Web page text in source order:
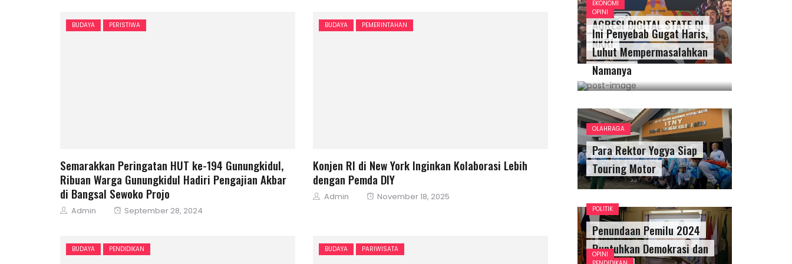
BUDAYA PERISTIWA
Semarakkan Peringatan HUT ke-194 Gunungkidul,
Ribuan Warga Gunungkidul Hadiri Pengajian Akbar
di Bangsal Sewoko Projo
Author
Admin
Posted
September 28, 2024
BUDAYA PEMERINTAHAN
Konjen RI di New York Inginkan Kolaborasi Lebih
dengan Pemda DIY
Author
Admin
Posted
November 18, 2025
BUDAYA PENDIDIKAN BUDAYA PARIWISATA
EKONOMI
AGRESI DIGITAL STATE DI
NKRI
OPINI
Ini Penyebab Gugat Haris,
Luhut Mempermasalahkan
Namanya
OLAHRAGA
Para Rektor Yogya Siap
Touring Motor
POLITIK
Penundaan Pemilu 2024
Runtuhkan Demokrasi dan
OPINI